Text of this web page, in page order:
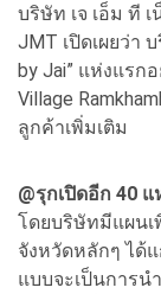
บริษัท เจ เอ็ม ที
JMT เปิดเผยว่า
by Jai” แห่งแรก
Village
ลูกค้าเพิ่มเติม
@รุกเปิดอีก 40 แ
โดยบริษัทมีแผน
จังหวัดหลักๆ ได้
แบบจะเป็นการน